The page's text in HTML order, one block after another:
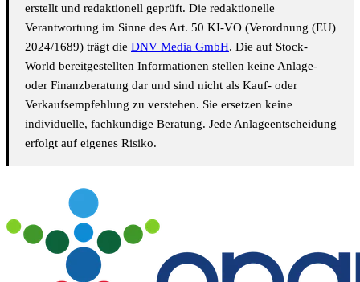
erstellt und redaktionell geprüft. Die redaktionelle
Verantwortung im Sinne des Art. 50 KI-VO (Verordnung (EU)
2024/1689) trägt die DNV Media GmbH. Die auf Stock-
World bereitgestellten Informationen stellen keine Anlage-
oder Finanzberatung dar und sind nicht als Kauf- oder
Verkaufsempfehlung zu verstehen. Sie ersetzen keine
individuelle, fachkundige Beratung. Jede Anlageentscheidung
erfolgt auf eigenes Risiko.